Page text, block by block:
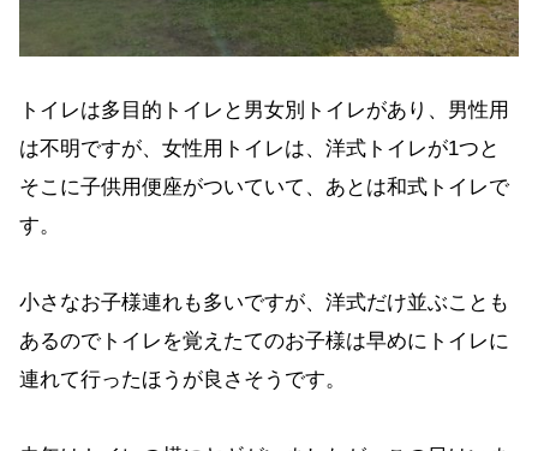
トイレは多目的トイレと男女別トイレがあり、男性用
は不明ですが、女性用トイレは、洋式トイレが1つと
そこに子供用便座がついていて、あとは和式トイレで
す。
小さなお子様連れも多いですが、洋式だけ並ぶことも
あるのでトイレを覚えたてのお子様は早めにトイレに
連れて行ったほうが良さそうです。